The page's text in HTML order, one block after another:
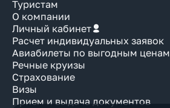
Туристам
О компании
Личный кабинет
Расчет индивидуальных заявок
Авиабилеты по выгодным ценам
Речные круизы
Страхование
Визы
Прием и выдача документов